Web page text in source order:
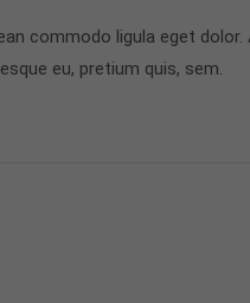
commodo ligula eget
eu, pretium quis, sem.